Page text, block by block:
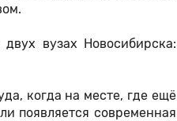
вузах Новосибирска:
когда на месте, где ещё
появляется современная